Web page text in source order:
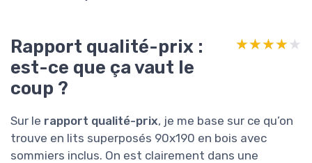
Rapport qualité-prix :
est-ce que ça vaut le
coup ?
★★★★★
★★★★★
Sur le rapport qualité-prix, je me base sur ce qu’on
trouve en lits superposés 90x190 en bois avec
sommiers inclus. On est clairement dans une